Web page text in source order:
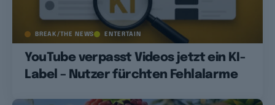
BREAK/THE NEWS ENTERTAIN
YouTube verpasst Videos jetzt ein KI-
Label – Nutzer fürchten Fehlalarme